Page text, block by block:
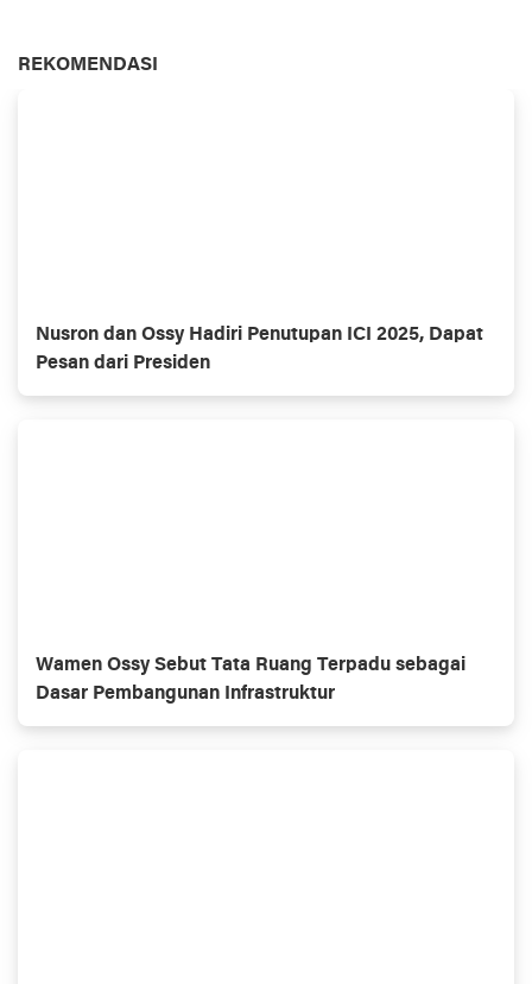
REKOMENDASI
Nusron dan Ossy Hadiri Penutupan ICI 2025, Dapat
Pesan dari Presiden
Wamen Ossy Sebut Tata Ruang Terpadu sebagai
Dasar Pembangunan Infrastruktur